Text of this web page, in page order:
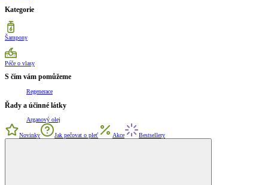
Kategorie
Šampony
Péče o vlasy
S čím vám pomůžeme
Regenerace
Řady a účinné látky
Arganový olej
Novinky Jak pečovat o pleť Akce Bestsellery